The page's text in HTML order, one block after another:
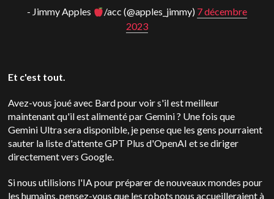
- Jimmy Apples /acc (@apples_jimmy) 7 décembre
2023
Et c'est tout.
Avez-vous joué avec Bard pour voir s'il est meilleur
maintenant qu'il est alimenté par Gemini ? Une fois que
Gemini Ultra sera disponible, je pense que les gens pourraient
sauter la liste d'attente GPT Plus d'OpenAI et se diriger
directement vers Google.
Si nous utilisions l'IA pour préparer de nouveaux mondes pour
les humains, pensez-vous que les robots nous accueilleraient à